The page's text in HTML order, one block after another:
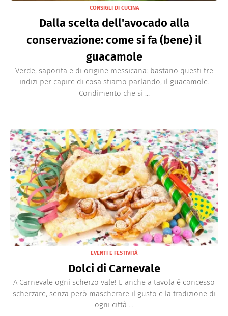
CONSIGLI DI CUCINA
Dalla scelta dell'avocado alla
conservazione: come si fa (bene) il
guacamole
Verde, saporita e di origine messicana: bastano questi tre
indizi per capire di cosa stiamo parlando, il guacamole.
Condimento che si ...
EVENTI E FESTIVITÀ
Dolci di Carnevale
A Carnevale ogni scherzo vale! E anche a tavola è concesso
scherzare, senza però mascherare il gusto e la tradizione di
ogni città ...